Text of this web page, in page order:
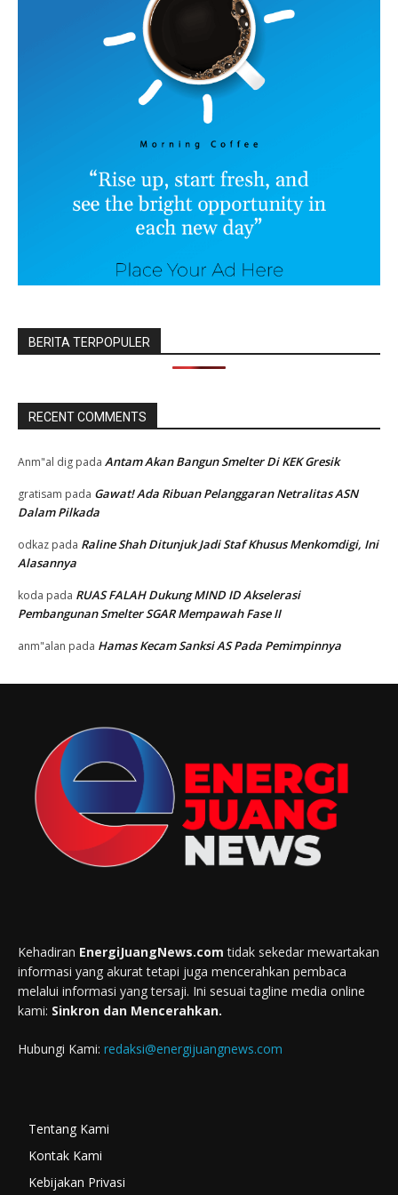
BERITA TERPOPULER
RECENT COMMENTS
Anm"al dig pada Antam Akan Bangun Smelter Di KEK Gresik
gratisam pada Gawat! Ada Ribuan Pelanggaran Netralitas ASN
Dalam Pilkada
odkaz pada Raline Shah Ditunjuk Jadi Staf Khusus Menkomdigi, Ini
Alasannya
koda pada RUAS FALAH Dukung MIND ID Akselerasi
Pembangunan Smelter SGAR Mempawah Fase II
anm"alan pada Hamas Kecam Sanksi AS Pada Pemimpinnya
Kehadiran EnergiJuangNews.com tidak sekedar mewartakan
informasi yang akurat tetapi juga mencerahkan pembaca
melalui informasi yang tersaji. Ini sesuai tagline media online
kami: Sinkron dan Mencerahkan.
Hubungi Kami: redaksi@energijuangnews.com
Tentang Kami
Kontak Kami
Kebijakan Privasi